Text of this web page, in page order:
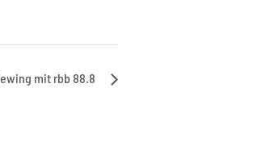
mit rbb 88.8